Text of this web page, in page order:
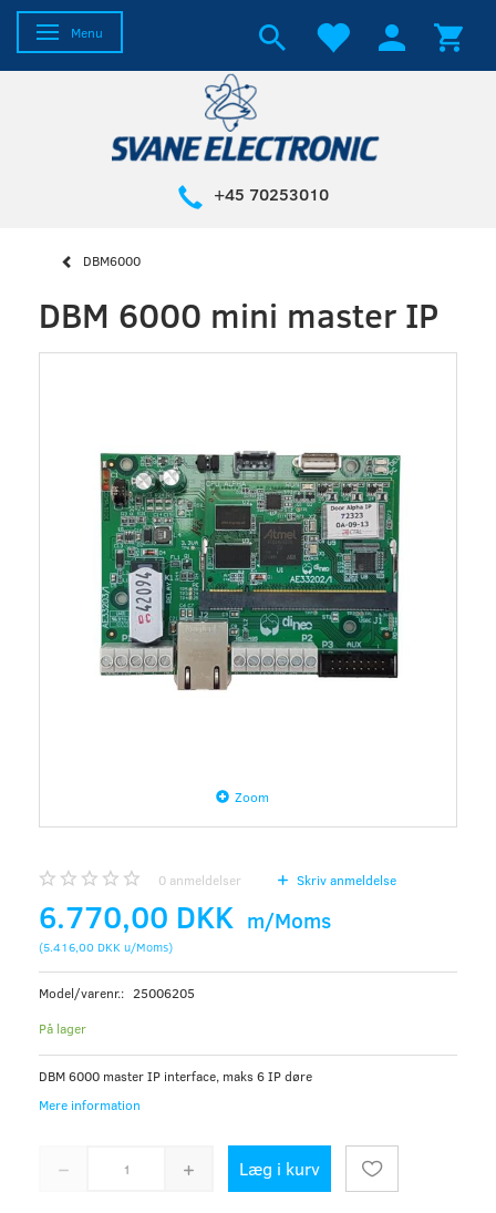
Skifte navigation
Menu
+45 70253010
DBM6000
DBM 6000 mini master IP
Zoom
0 anmeldelser Skriv anmeldelse
6.770,00 DKK m/Moms
(5.416,00 DKK u/Moms)
Model/varenr.: 25006205
På lager
DBM 6000 master IP interface, maks 6 IP døre
Mere information
Læg i kurv